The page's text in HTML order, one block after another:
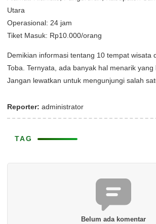
Utara
Operasional: 24 jam
Tiket Masuk: Rp10.000/orang
Demikian informasi tentang 10 tempat wisata
Toba. Ternyata, ada banyak hal menarik yang
Jangan lewatkan untuk mengunjungi salah
Reporter: administrator
TAG
Belum ada komentar